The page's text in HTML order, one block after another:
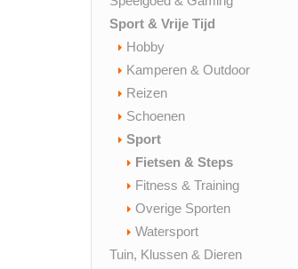
Sport & Vrije Tijd
Hobby
Kamperen & Outdoor
Reizen
Schoenen
Sport
Fietsen & Steps
Fitness & Training
Overige Sporten
Watersport
Tuin, Klussen & Dieren